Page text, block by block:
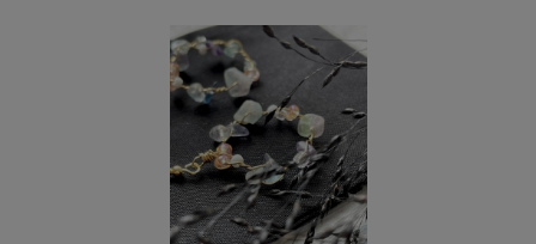
korurasiassa. POSTITUSMAKSU LISÄTÄÄN LOPPUSUMMAAN
KASSALLA (ajantasainen postitusmaksun hinta etusivulla).